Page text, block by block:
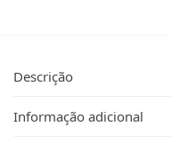
Descrição
Informação adicional